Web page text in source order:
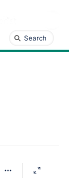
Hurtig
søgning